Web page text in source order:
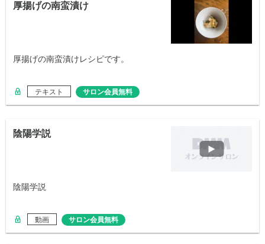
厚揚げの南蛮漬け
厚揚げの南蛮漬けレシピです。
テキスト サロン会員無料
陰陽学説
陰陽学説
動画 サロン会員無料